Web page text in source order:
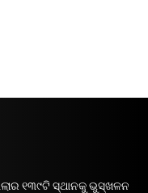
୧୩୯ଟି ସ୍ଥାନକୁ ଭୁସ୍ଖଳନ